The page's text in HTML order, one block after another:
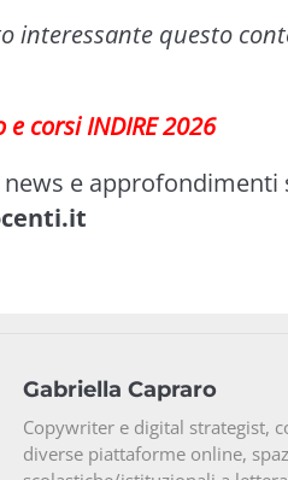
interessante questo
e corsi INDIRE 2026
e approfondimenti
Gabriella Capraro
Copywriter e digital strategist,
diverse piattaforme online,